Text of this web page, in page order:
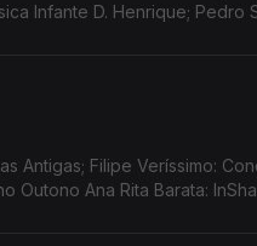
Infante D. Henrique; Pedro
Antigas; Filipe Veríssimo:
Outono Ana Rita Barata: